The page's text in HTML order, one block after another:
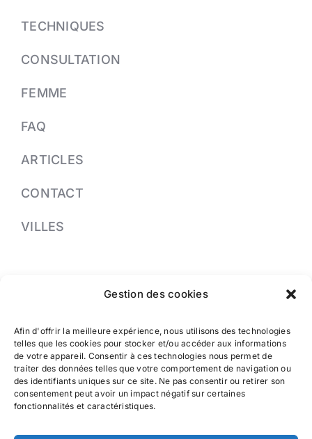
Gestion des cookies
Afin d'offrir la meilleure expérience, nous utilisons des technologies
telles que les cookies pour stocker et/ou accéder aux informations
de votre appareil. Consentir à ces technologies nous permet de
traiter des données telles que votre comportement de navigation ou
des identifiants uniques sur ce site. Ne pas consentir ou retirer son
consentement peut avoir un impact négatif sur certaines
fonctionnalités et caractéristiques.
TECHNIQUES
CONSULTATION
FEMME
FAQ
ARTICLES
CONTACT
VILLES
Greffe de cheveux à Nice
Greffe de cheveux à Cannes
Greffe de cheveux à Marseille